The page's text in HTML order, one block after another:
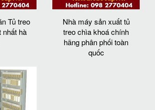
Tủ treo
nhất hà
Nhà máy sản xuất tủ
treo chìa khoá chính
hãng phân phối toàn
quốc